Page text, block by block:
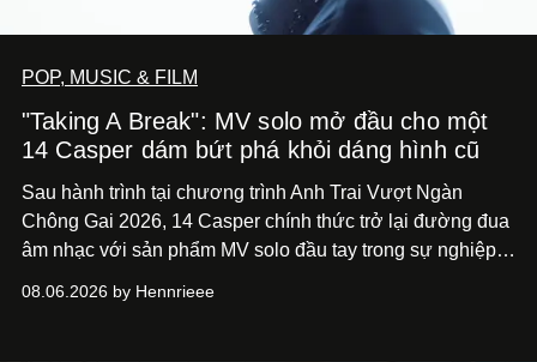
POP, MUSIC & FILM
"Taking A Break": MV solo mở đầu cho một
14 Casper dám bứt phá khỏi dáng hình cũ
Sau hành trình tại chương trình Anh Trai Vượt Ngàn
Chông Gai 2026, 14 Casper chính thức trở lại đường đua
âm nhạc với sản phẩm MV solo đầu tay trong sự nghiệp -
bước chuyển mình của 14 Casper sau chương trình, mà
08.06.2026 by Hennrieee